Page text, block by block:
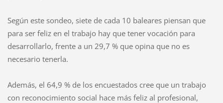
Según este sondeo, siete de cada 10 baleares piensan que
para ser feliz en el trabajo hay que tener vocación para
desarrollarlo, frente a un 29,7 % que opina que no es
necesario tenerla.
Además, el 64,9 % de los encuestados cree que un trabajo
con reconocimiento social hace más feliz al profesional,